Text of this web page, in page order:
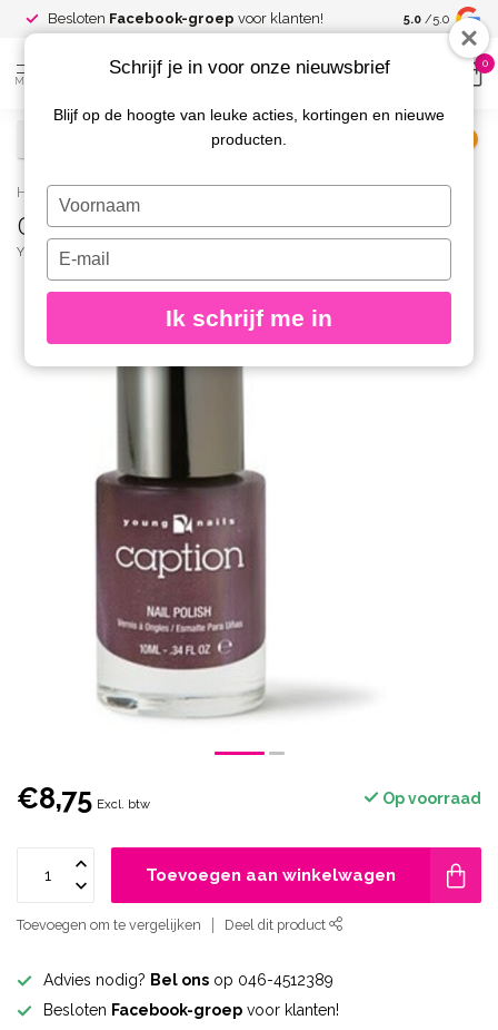
Besloten Facebook-groep voor klanten! Spaar voor
kortingen
5.0 /5.0
MENU
0
Home / Caption Nagellak 154 Manifest The Best
Caption Nagellak 154 Manifest The Best
YOUNG NAILS
€8,75 Excl. btw Op voorraad
Toevoegen aan winkelwagen
Toevoegen om te vergelijken Deel dit product
Advies nodig? Bel ons op 046-4512389
Besloten Facebook-groep voor klanten!
Schrijf je in voor onze nieuwsbrief
Blijf op de hoogte van leuke acties, kortingen en nieuwe
producten.
Typ
je
naam
Typ
je
e-
in
Ik schrijf me in